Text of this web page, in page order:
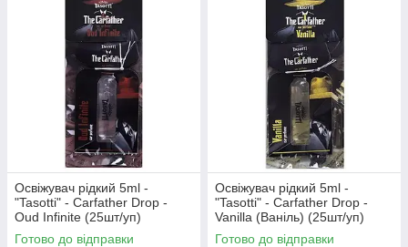
Освіжувач рідкий 5ml -
"Tasotti" - Carfather Drop -
Oud Infinite (25шт/уп)
Готово до відправки
Освіжувач рідкий 5ml -
"Tasotti" - Carfather Drop -
Vanilla (Ваніль) (25шт/уп)
Готово до відправки